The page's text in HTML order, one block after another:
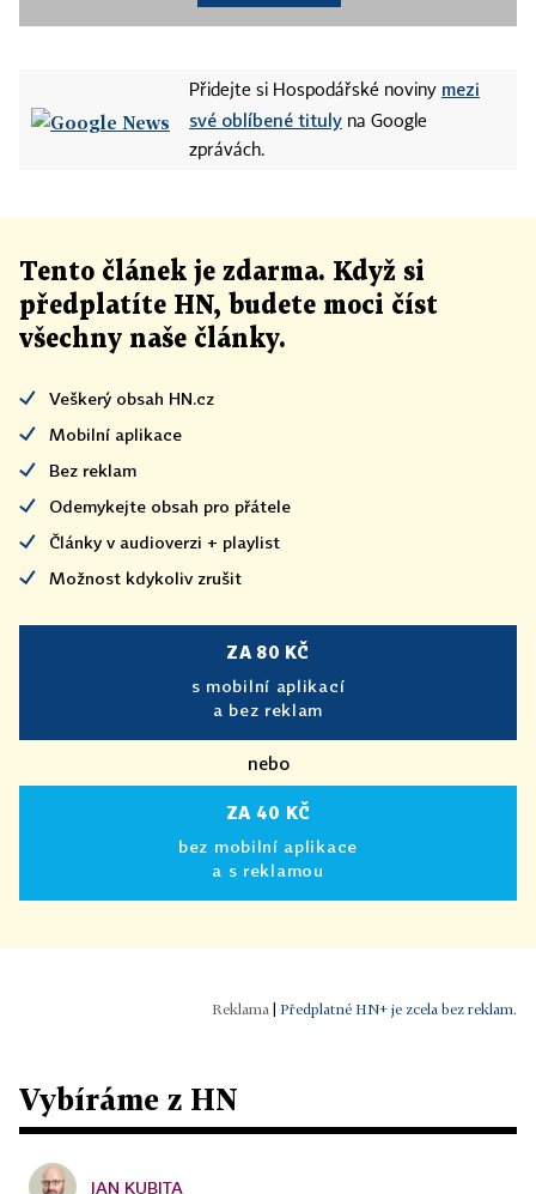
Přidejte si Hospodářské noviny mezi
své oblíbené tituly na Google
zprávách.
Tento článek je zdarma. Když si
předplatíte HN, budete moci číst
všechny naše články.
Veškerý obsah HN.cz
Mobilní aplikace
Bez reklam
Odemykejte obsah pro přátele
Články v audioverzi + playlist
Možnost kdykoliv zrušit
ZA 80 KČ
s mobilní aplikací
a bez reklam
nebo
ZA 40 KČ
bez mobilní aplikace
a s reklamou
Předplatné HN+ je zcela bez reklam.
Vybíráme z HN
JAN KUBITA